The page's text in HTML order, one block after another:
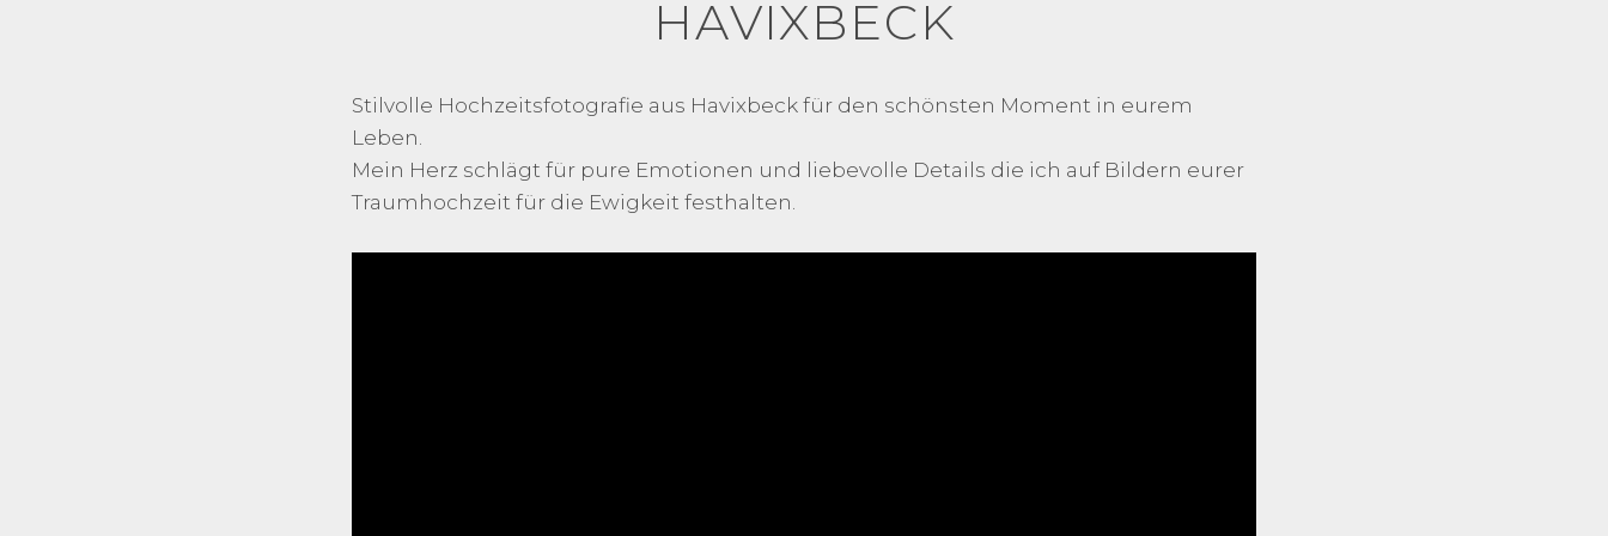
HAVIXBECK
Stilvolle Hochzeitsfotografie aus Havixbeck für den schönsten Moment in eurem
Leben.
Mein Herz schlägt für pure Emotionen und liebevolle Details die ich auf Bildern eurer
Traumhochzeit für die Ewigkeit festhalten.